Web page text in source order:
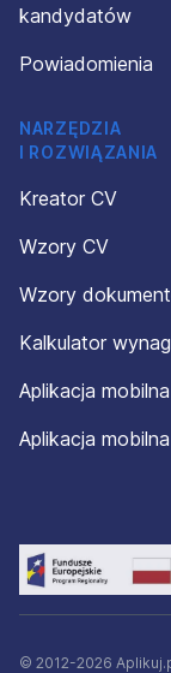
kandydatów
Powiadomienia
NARZĘDZIA
I ROZWIĄZANIA
Kreator CV
Wzory CV
Wzory
Kalkulator
Aplikacja
Aplikacja
© 2012-2026